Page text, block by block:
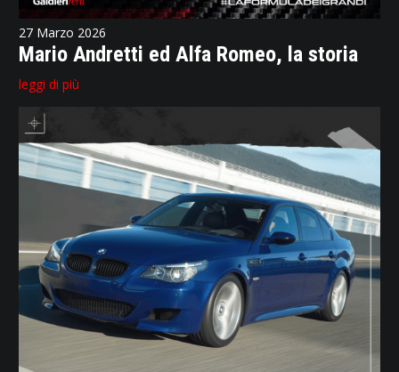
27 Marzo 2026
Mario Andretti ed Alfa Romeo, la storia
leggi di più